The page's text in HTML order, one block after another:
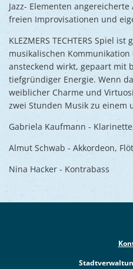
Jazz- Elementen
freien Improvisationen und
KLEZMERS TECHTERS Spiel
musikalischen
ansteckend wirkt, gepaart mit
tiefgründiger Energie. Wenn
weiblicher Charme und
zwei Stunden Musik zu einem
Gabriela Kaufmann -
Almut Schwab - Akkordeon,
Nina Hacker - Kontrabass